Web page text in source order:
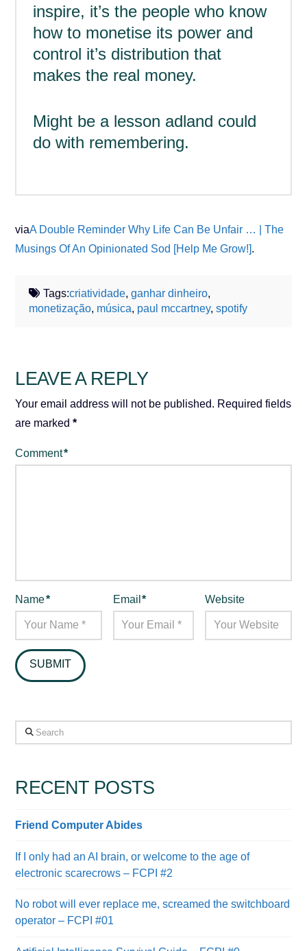
inspire, it’s the people who know
how to monetise its power and
control it’s distribution that
makes the real money.
Might be a lesson adland could
do with remembering.
viaA Double Reminder Why Life Can Be Unfair … | The
Musings Of An Opinionated Sod [Help Me Grow!].
Tags:criatividade,ganhar dinheiro,
monetização, música, paul mccartney,spotify
LEAVE A REPLY
Your email address will not be published. Required fields
are marked*
Comment*
Name* Email* Website
Search
RECENT POSTS
Friend Computer Abides
If I only had an AI brain, or welcome to the age of
electronic scarecrows – FCPI #2
No robot will ever replace me, screamed the switchboard
operator – FCPI #01